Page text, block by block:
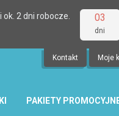
03
dni
2 dni robocze.
Kontakt Moje
PAKIETY